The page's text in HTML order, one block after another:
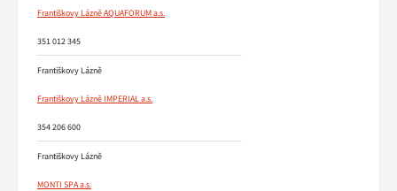
Františkovy Lázně AQUAFORUM a.s.
351 012 345
Františkovy Lázně
Františkovy Lázně IMPERIAL a.s.
354 206 600
Františkovy Lázně
MONTI SPA a.s.